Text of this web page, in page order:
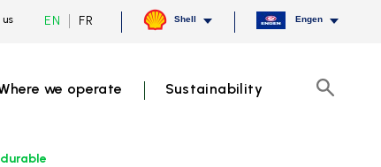
EN Current
switch
FR Shell Engen
we operate Sustainability Search